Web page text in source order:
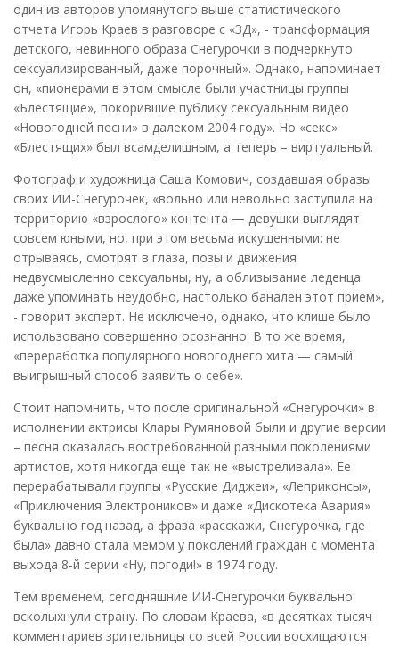
один из авторов упомянутого выше статистического
отчета Игорь Краев в разговоре с «ЗД», - трансформация
детского, невинного образа Снегурочки в подчеркнуто
сексуализированный, даже порочный». Однако, напоминает
он, «пионерами в этом смысле были участницы группы
«Блестящие», покорившие публику сексуальным видео
«Новогодней песни» в далеком 2004 году». Но «секс»
«Блестящих» был всамделишным, а теперь – виртуальный.
Фотограф и художница Саша Комович, создавшая образы
своих ИИ-Снегурочек, «вольно или невольно заступила на
территорию «взрослого» контента — девушки выглядят
совсем юными, но, при этом весьма искушенными: не
отрываясь, смотрят в глаза, позы и движения
недвусмысленно сексуальны, ну, а облизывание леденца
даже упоминать неудобно, настолько банален этот прием»,
- говорит эксперт. Не исключено, однако, что клише было
использовано совершенно осознанно. В то же время,
«переработка популярного новогоднего хита — самый
выигрышный способ заявить о себе».
Стоит напомнить, что после оригинальной «Снегурочки» в
исполнении актрисы Клары Румяновой были и другие версии
– песня оказалась востребованной разными поколениями
артистов, хотя никогда еще так не «выстреливала». Ее
перерабатывали группы «Русские Диджеи», «Леприконсы»,
«Приключения Электроников» и даже «Дискотека Авария»
буквально год назад, а фраза «расскажи, Снегурочка, где
была» давно стала мемом у поколений граждан с момента
выхода 8-й серии «Ну, погоди!» в 1974 году.
Тем временем, сегодняшние ИИ-Снегурочки буквально
всколыхнули страну. По словам Краева, «в десятках тысяч
комментариев зрительницы со всей России восхищаются